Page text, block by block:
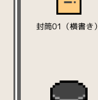
封筒01（横書き）